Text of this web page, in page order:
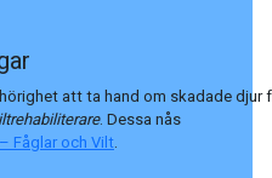
att ta hand om skadade djur
. Dessa nås
Fåglar och Vilt.